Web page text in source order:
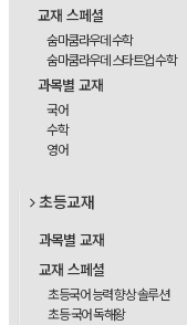
교재 스페셜
숨마쿰라우데 수학
숨마쿰라우데 스타트업 수학
과목별 교재
국어
수학
영어
초등교재
과목별 교재
교재 스페셜
초등국어 능력 향상 솔루션
초등 국어 독해왕